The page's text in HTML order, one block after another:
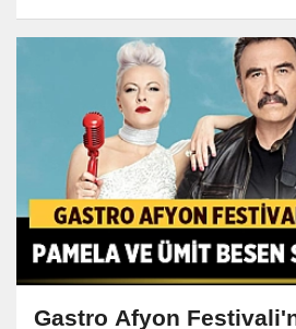
Gastro Afyon